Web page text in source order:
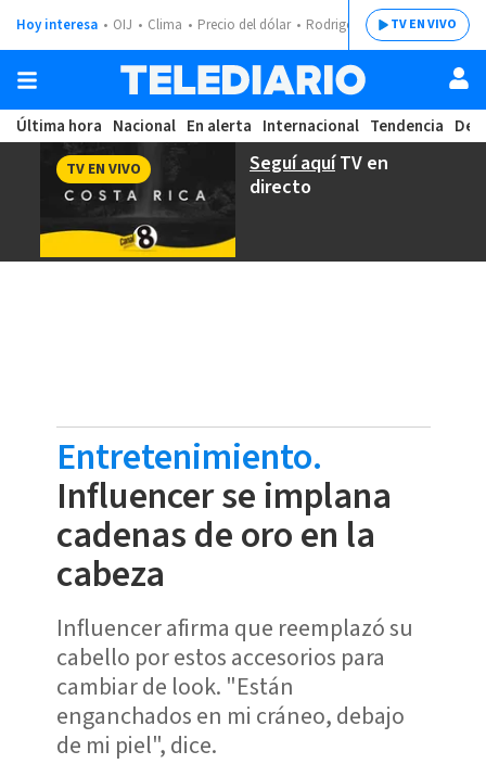
Hoy interesa OIJ Clima Precio del dólar Rodrigo ChavesTV EN VIVO
Última hora Nacional En alerta Internacional Tendencia
Seguí aquíTV en
directo
TV EN VIVO
Entretenimiento.
Influencer se implana
cadenas de oro en la
cabeza
Influencer afirma que reemplazó su
cabello por estos accesorios para
cambiar de look. "Están
enganchados en mi cráneo, debajo
de mi piel", dice.